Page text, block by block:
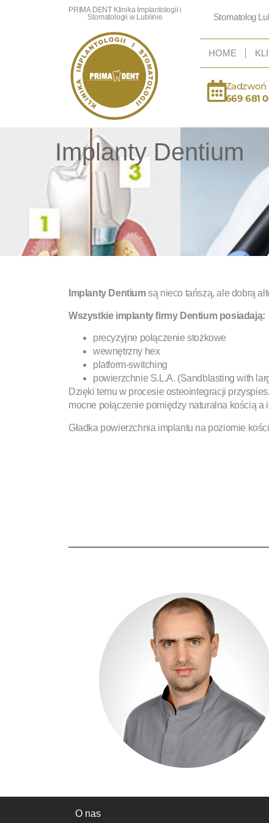
PRIMA DENT Klinika Implantologii i
Stomatologii w Lublinie
Stomatolog
HOME
Zadzwoń
669 681
Implanty Dentium
Implanty Dentiumsą nieco tańszą, ale dobrą
Wszystkie implanty firmy Dentium posiadają:
precyzyjne połączenie stożkowe
wewnętrzny hex
platform-switching
powierzchnie S.L.A. (Sandblasting with
Dzięki temu w procesie osteointegracji
mocne połączenie pomiędzy naturalna kością a
Gładka powierzchnia implantu na poziomie
O nas